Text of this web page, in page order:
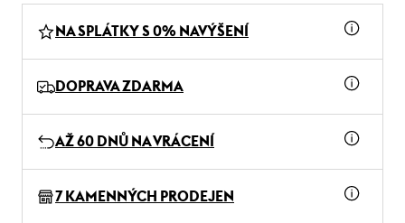
NA SPLÁTKY S 0% NAVÝŠENÍ
DOPRAVA ZDARMA
AŽ 60 DNŮ NA VRÁCENÍ
7 KAMENNÝCH PRODEJEN